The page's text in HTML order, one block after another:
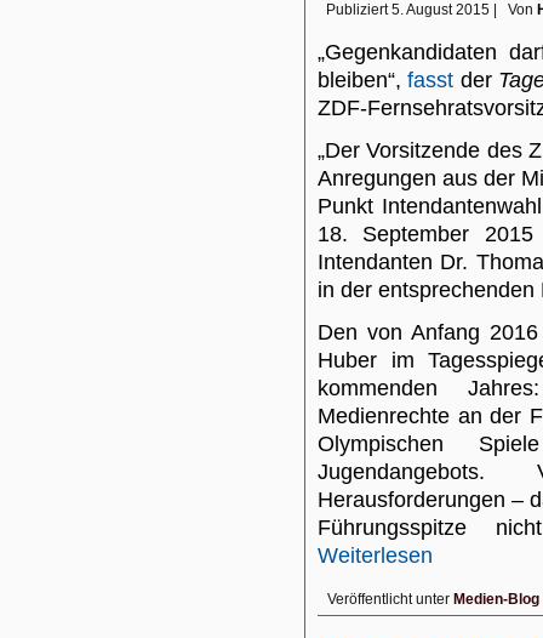
Publiziert 5. August 2015 Von
„Gegenkandidaten
bleiben“,fasst der
ZDF-
„Der Vorsitzende des
Anregungen aus der
Punkt
18. September
Intendanten Dr.
in der entsprechenden
Den von Anfang
Huber im
kommenden
Medienrechte an der
Olympischen
Jugendangebots.
Herausforderungen –
Führungsspitze
Weiterlesen
Veröffentlicht unter Medien-Blog